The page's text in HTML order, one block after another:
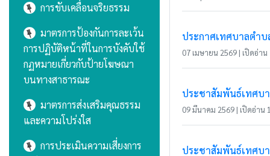
การขับเคลื่อนจริยธรรม
มาตรการป้องกันการละเว้น
การปฏิบัติหน้าที่ในการบังคับใช้
กฏหมายเกี่ยวกับป้ายโฆษณา
บนทางสาธารณะ
มาตรการส่งเสริมคุณธรรม
และความโปร่งใส
การประเมินความเสี่ยงการ
ประกาศเทศบาลตำ
07 เมษายน 2569 | เปิดอ่าน
ประชาสัมพันธ์เทศบ
09 มีนาคม 2569 | เปิดอ่าน
ประชาสัมพันธ์เทศบ